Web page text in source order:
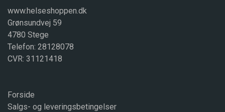
Obligatorisk tekst for kosttilskud: Den anbefalede daglige dosis bør
ikke overskrides. Kosttilskud bør ikke træde i stedet for varieret kost.
Opbevares uden for børns rækkevidde. Bør kun efter aftale med læge
eller sundhedsplejerske anvendes af gravide og børn under 1 år. OBS.
Ovenstående tekst er en obligatorisk tekst. Aldersangivelsen kan
variere. Se derfor evt. den konkrete angivelse under ”Daglig dosis”.
1/2-1 tsk. (1-2 g) dagligt.
www.helseshoppen.dk
Grønsundvej 59
4780 Stege
Telefon: 28128078
CVR: 31121418
Forside
Salgs- og leveringsbetingelser